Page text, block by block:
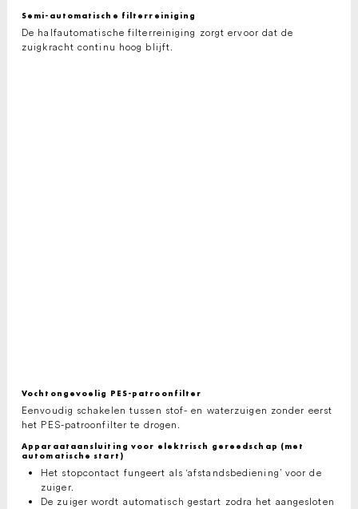
Semi-automatische filterreiniging
De halfautomatische filterreiniging zorgt ervoor dat de
zuigkracht continu hoog blijft.
Vochtongevoelig PES-patroonfilter
Eenvoudig schakelen tussen stof- en waterzuigen zonder eerst
het PES-patroonfilter te drogen.
Apparaataansluiting voor elektrisch gereedschap (met
automatische start)
Het stopcontact fungeert als ‘afstandsbediening’ voor de
zuiger.
De zuiger wordt automatisch gestart zodra het aangesloten